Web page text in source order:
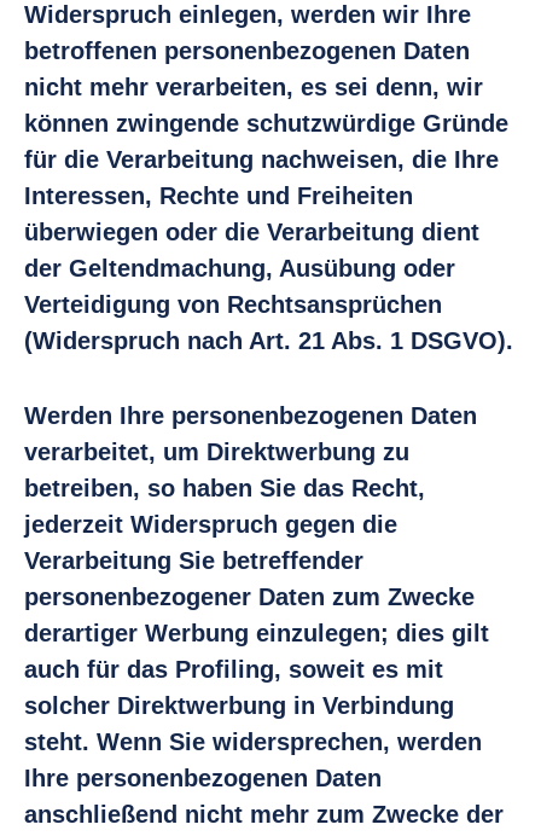
Widerspruch einlegen, werden wir Ihre
betroffenen personenbezogenen Daten
nicht mehr verarbeiten, es sei denn, wir
können zwingende schutzwürdige Gründe
für die Verarbeitung nachweisen, die Ihre
Interessen, Rechte und Freiheiten
überwiegen oder die Verarbeitung dient
der Geltendmachung, Ausübung oder
Verteidigung von Rechtsansprüchen
(Widerspruch nach Art. 21 Abs. 1 DSGVO).
Werden Ihre personenbezogenen Daten
verarbeitet, um Direktwerbung zu
betreiben, so haben Sie das Recht,
jederzeit Widerspruch gegen die
Verarbeitung Sie betreffender
personenbezogener Daten zum Zwecke
derartiger Werbung einzulegen; dies gilt
auch für das Profiling, soweit es mit
solcher Direktwerbung in Verbindung
steht. Wenn Sie widersprechen, werden
Ihre personenbezogenen Daten
anschließend nicht mehr zum Zwecke der